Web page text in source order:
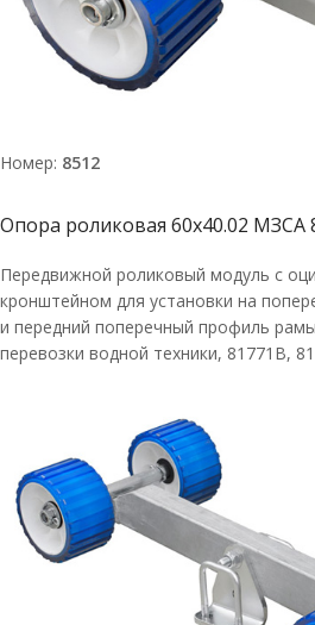
Номер: 8512
Опора роликовая 60х40.02 МЗСА
Передвижной роликовый модуль с
кронштейном для установки на
и передний поперечный профиль
перевозки водной техники, 81771В,